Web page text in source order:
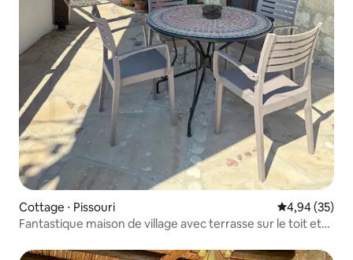
Cottage ⋅ Pissouri Évaluation
4,94 (35)
Fantastique maison de village avec terrasse sur le toit et